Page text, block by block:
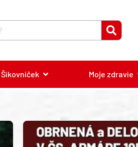
Šikovníček Moje zdravie